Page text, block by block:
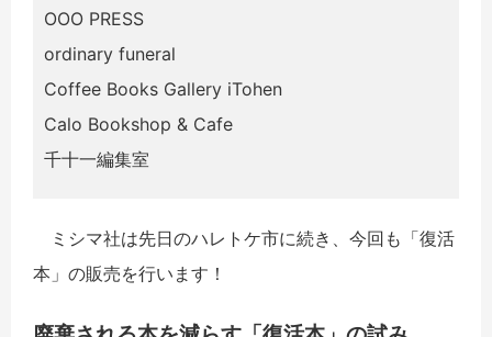
OOO PRESS
ordinary funeral
Coffee Books Gallery iTohen
Calo Bookshop & Cafe
千十一編集室
ミシマ社は先日のハレトケ市に続き、今回も「復活
本」の販売を行います！